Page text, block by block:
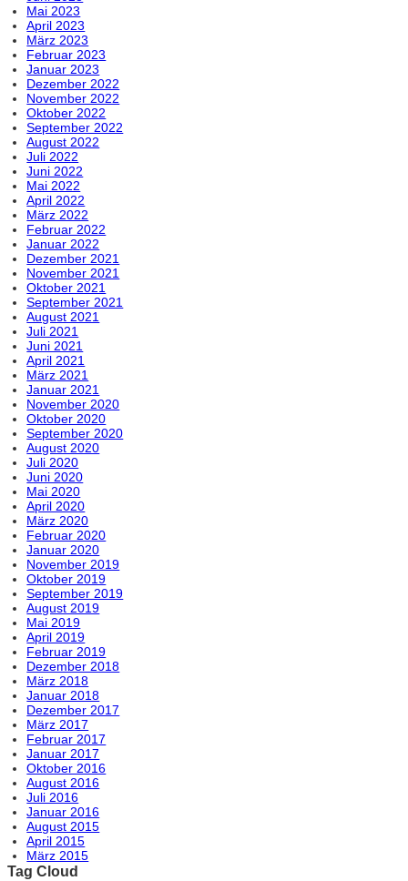
Mai 2023
April 2023
März 2023
Februar 2023
Januar 2023
Dezember 2022
November 2022
Oktober 2022
September 2022
August 2022
Juli 2022
Juni 2022
Mai 2022
April 2022
März 2022
Februar 2022
Januar 2022
Dezember 2021
November 2021
Oktober 2021
September 2021
August 2021
Juli 2021
Juni 2021
April 2021
März 2021
Januar 2021
November 2020
Oktober 2020
September 2020
August 2020
Juli 2020
Juni 2020
Mai 2020
April 2020
März 2020
Februar 2020
Januar 2020
November 2019
Oktober 2019
September 2019
August 2019
Mai 2019
April 2019
Februar 2019
Dezember 2018
März 2018
Januar 2018
Dezember 2017
März 2017
Februar 2017
Januar 2017
Oktober 2016
August 2016
Juli 2016
Januar 2016
August 2015
April 2015
März 2015
Tag Cloud